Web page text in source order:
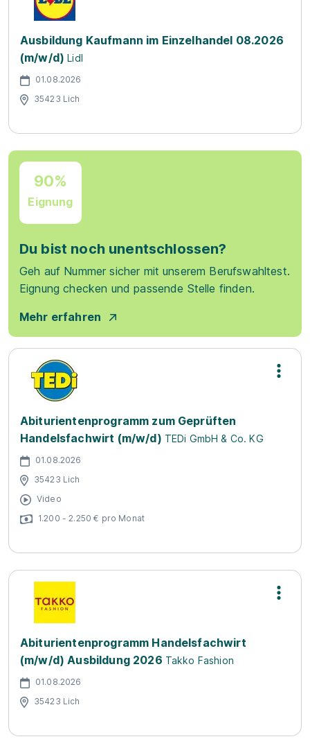
Ausbildung Kaufmann im Einzelhandel 08.2026
(m/w/d) Lidl
01.08.2026
35423 Lich
90%
Eignung
Du bist noch unentschlossen?
Geh auf Nummer sicher mit unserem Berufswahltest.
Eignung checken und passende Stelle finden.
Mehr erfahren
Abiturientenprogramm zum Geprüften
Handelsfachwirt (m/w/d) TEDi GmbH & Co. KG
01.08.2026
35423 Lich
Video
1.200 - 2.250 € pro Monat
Abiturientenprogramm Handelsfachwirt
(m/w/d) Ausbildung 2026 Takko Fashion
01.08.2026
35423 Lich